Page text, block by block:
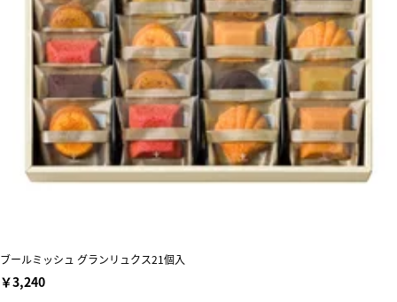
ブールミッシュ グランリュクス21個入
￥3,240